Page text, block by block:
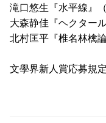
滝口悠生『水平線』
大森静佳『ヘクター
北村匡平『椎名林檎
文學界新人賞応募規